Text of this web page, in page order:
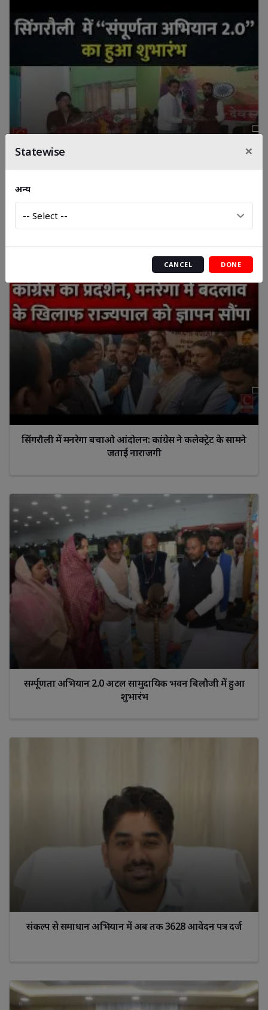
सिंगरौली में मनरेगा बचाओ आंदोलन: कांग्रेस ने कलेक्ट्रेट के सामने
जताई नाराजगी
सर्म्पूणता अभियान 2.0 अटल सामुदायिक भवन बिलौजी में हुआ
शुभारंभ
संकल्प से समाधान अभियान में अब तक 3628 आवेदन पत्र दर्ज
Statewise ×
अन्य
CANCEL DONE